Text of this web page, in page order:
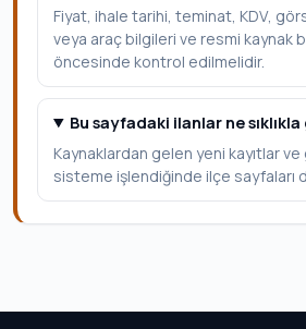
Fiyat, ihale tarihi, teminat, KDV,
veya araç bilgileri ve resmi kaynak
öncesinde kontrol edilmelidir.
Bu sayfadaki ilanlar ne
Kaynaklardan gelen yeni kayıtlar
sisteme işlendiğinde ilçe sayfaları